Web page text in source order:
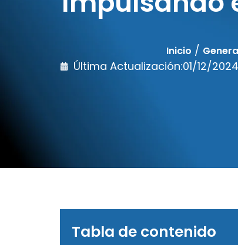
Inicio /
Última Actualización:01/12/2024
Tabla de contenido